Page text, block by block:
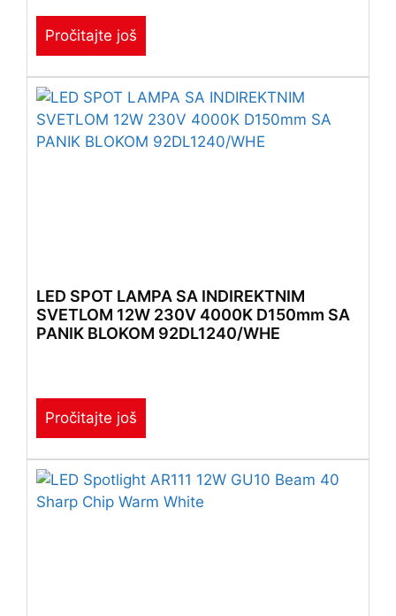
Pročitajte još
LED SPOT LAMPA SA INDIREKTNIM
SVETLOM 12W 230V 4000K D150mm SA
PANIK BLOKOM 92DL1240/WHE
Pročitajte još